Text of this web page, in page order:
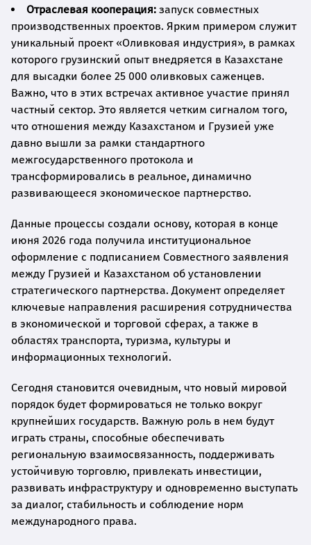
Отраслевая кооперация: запуск совместных
производственных проектов. Ярким примером служит
уникальный проект «Оливковая индустрия», в рамках
которого грузинский опыт внедряется в Казахстане
для высадки более 25 000 оливковых саженцев.
Важно, что в этих встречах активное участие принял
частный сектор. Это является четким сигналом того,
что отношения между Казахстаном и Грузией уже
давно вышли за рамки стандартного
межгосударственного протокола и
трансформировались в реальное, динамично
развивающееся экономическое партнерство.
Данные процессы создали основу, которая в конце
июня 2026 года получила институциональное
оформление с подписанием Совместного заявления
между Грузией и Казахстаном об установлении
стратегического партнерства. Документ определяет
ключевые направления расширения сотрудничества
в экономической и торговой сферах, а также в
областях транспорта, туризма, культуры и
информационных технологий.
Сегодня становится очевидным, что новый мировой
порядок будет формироваться не только вокруг
крупнейших государств. Важную роль в нем будут
играть страны, способные обеспечивать
региональную взаимосвязанность, поддерживать
устойчивую торговлю, привлекать инвестиции,
развивать инфраструктуру и одновременно выступать
за диалог, стабильность и соблюдение норм
международного права.